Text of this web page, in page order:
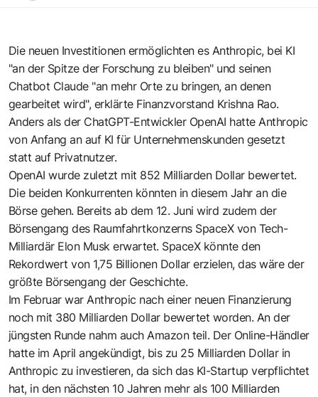
Die neuen Investitionen ermöglichten es Anthropic, bei KI
"an der Spitze der Forschung zu bleiben" und seinen
Chatbot Claude "an mehr Orte zu bringen, an denen
gearbeitet wird", erklärte Finanzvorstand Krishna Rao.
Anders als der ChatGPT-Entwickler OpenAI hatte Anthropic
von Anfang an auf KI für Unternehmenskunden gesetzt
statt auf Privatnutzer.
OpenAI wurde zuletzt mit 852 Milliarden Dollar bewertet.
Die beiden Konkurrenten könnten in diesem Jahr an die
Börse gehen. Bereits ab dem 12. Juni wird zudem der
Börsengang des Raumfahrtkonzerns SpaceX von Tech-
Milliardär Elon Musk erwartet. SpaceX könnte den
Rekordwert von 1,75 Billionen Dollar erzielen, das wäre der
größte Börsengang der Geschichte.
Im Februar war Anthropic nach einer neuen Finanzierung
noch mit 380 Milliarden Dollar bewertet worden. An der
jüngsten Runde nahm auch Amazon teil. Der Online-Händler
hatte im April angekündigt, bis zu 25 Milliarden Dollar in
Anthropic zu investieren, da sich das KI-Startup verpflichtet
hat, in den nächsten 10 Jahren mehr als 100 Milliarden